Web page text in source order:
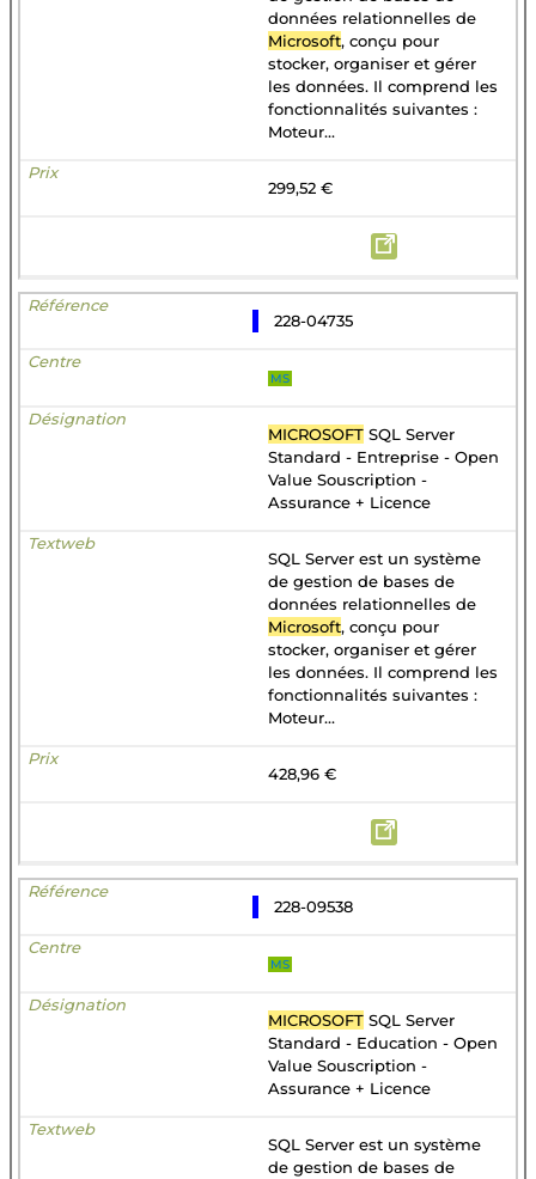
données relationnelles de
Microsoft, conçu pour
stocker, organiser et gérer
les données. Il comprend les
fonctionnalités suivantes :
Moteur...
299,52 €
228-04735
MS
MICROSOFT SQL Server
Standard - Entreprise - Open
Value Souscription -
Assurance + Licence
SQL Server est un système
de gestion de bases de
données relationnelles de
Microsoft, conçu pour
stocker, organiser et gérer
les données. Il comprend les
fonctionnalités suivantes :
Moteur...
428,96 €
228-09538
MS
MICROSOFT SQL Server
Standard - Education - Open
Value Souscription -
Assurance + Licence
SQL Server est un système
de gestion de bases de